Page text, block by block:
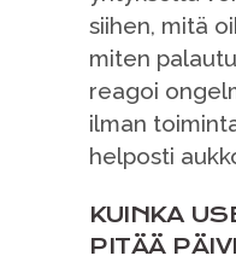
siihen, mitä
miten
reagoi
ilman
helposti
KUINKA
PITÄÄ